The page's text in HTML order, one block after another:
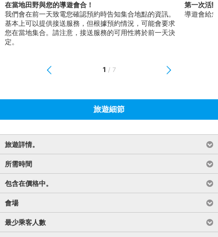
在當地田野與您的導遊會合！
我們會在前一天致電您確認預約時告知集合地點的資訊。
基本上可以提供接送服務，但根據預約情況，可能會要求
您在當地集合。請注意，接送服務的可用性將於前一天決
定。
第一次活
導遊會給
1 / 7
旅遊細節
旅遊詳情。
所需時間
包含在價格中。
會場
最少乘客人數